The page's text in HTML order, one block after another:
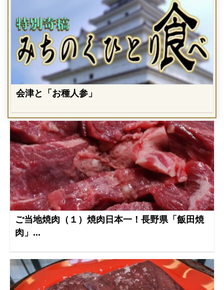
会津と「お種人参」
ご当地焼肉（１）焼肉日本一！長野県「飯田焼
肉」...